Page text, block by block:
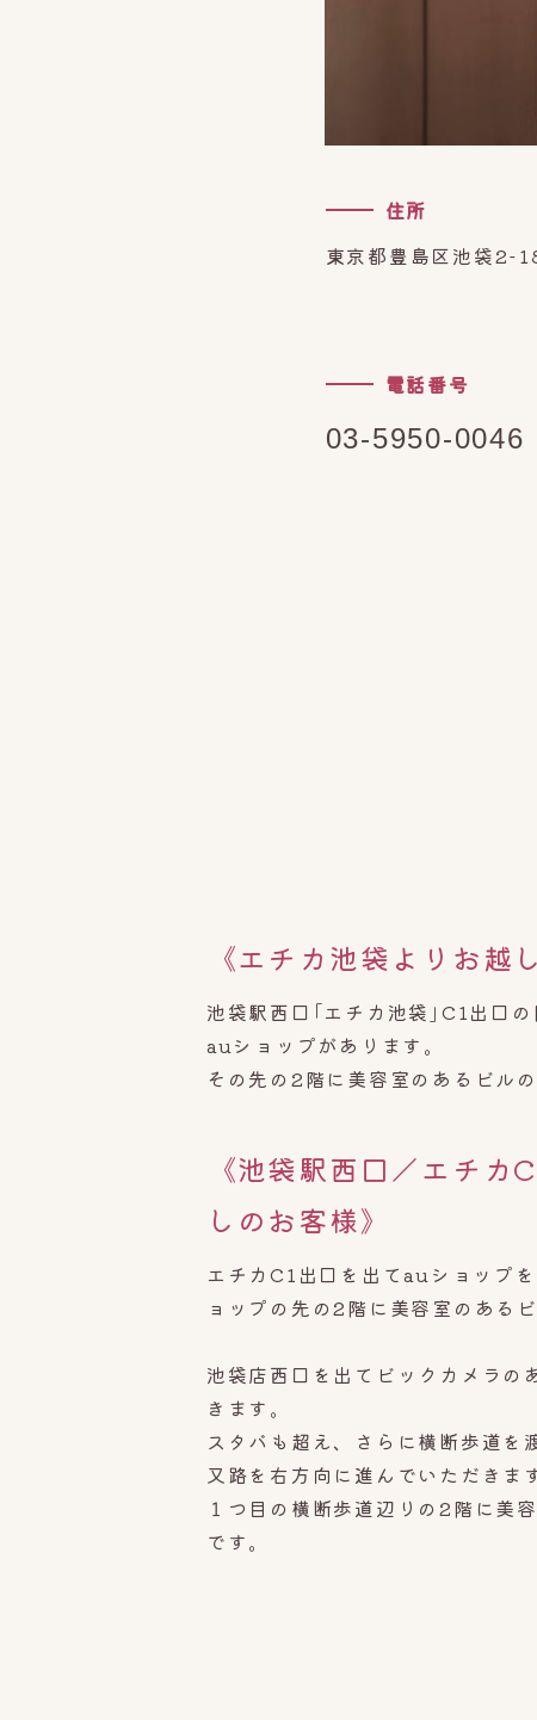
住所
東京都豊島区池袋2-
電話番号
03-5950-0046
《エチカ池袋よりお越
池袋駅西口｢エチカ池袋｣C1出口
auショップがあります。
その先の2階に美容室のあるビルの
《池袋駅西口／エチカ
しのお客様》
エチカC1出口を出てauショップ
ョップの先の2階に美容室のある
池袋店西口を出てビックカメラの
きます。
スタバも超え、さらに横断歩道を
又路を右方向に進んでいただきま
１つ目の横断歩道辺りの2階に美
です。